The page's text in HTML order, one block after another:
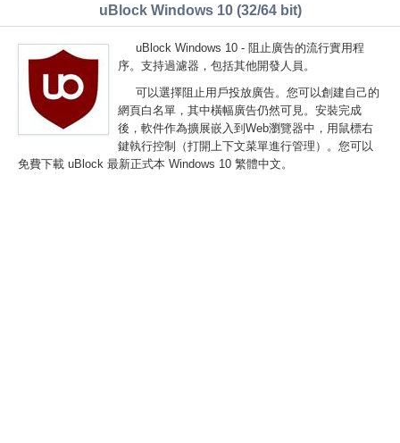
uBlock Windows 10 (32/64 bit)
uBlock Windows 10 - 阻止廣告的流行實用程
序。支持過濾器，包括其他開發人員。
可以選擇阻止用戶投放廣告。您可以創建自己的
網頁白名單，其中橫幅廣告仍然可見。安裝完成
後，軟件作為擴展嵌入到Web瀏覽器中，用鼠標右
鍵執行控制（打開上下文菜單進行管理）。您可以
免費下載 uBlock 最新正式本 Windows 10 繁體中文。